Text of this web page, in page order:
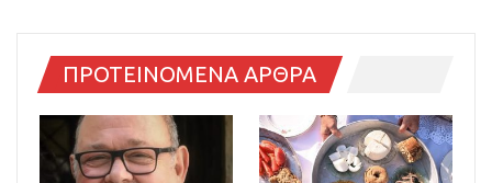
ΠΡΟΤΕΙΝΟΜΕΝΑ ΑΡΘΡΑ